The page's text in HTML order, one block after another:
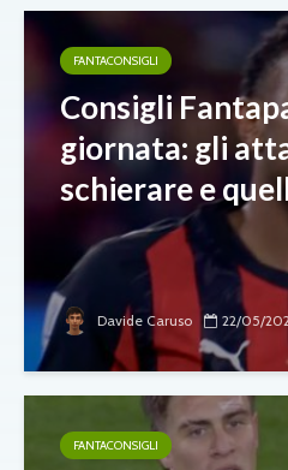
FANTACONSIGLI
Consigli
giornata: gli
schierare e
Davide Caruso 22/05/
FANTACONSIGLI